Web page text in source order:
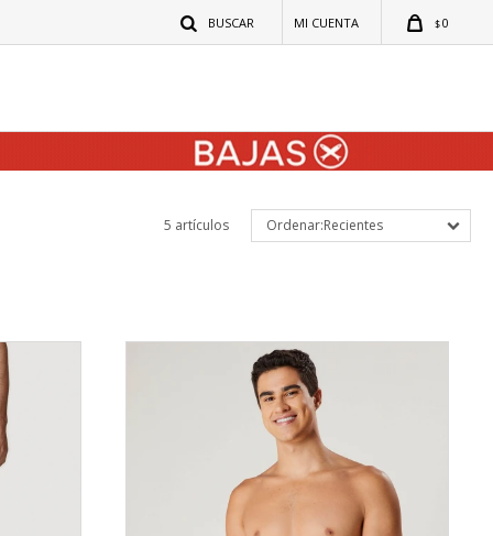
$0
5 artículos Recientes